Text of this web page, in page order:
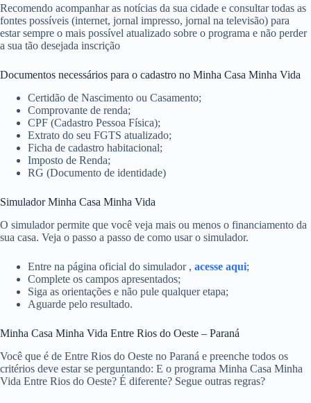
Recomendo acompanhar as notícias da sua cidade e consultar todas as
fontes possíveis (internet, jornal impresso, jornal na televisão) para
estar sempre o mais possível atualizado sobre o programa e não perder
a sua tão desejada inscrição
Documentos necessários para o cadastro no Minha Casa Minha Vida
Certidão de Nascimento ou Casamento;
Comprovante de renda;
CPF (Cadastro Pessoa Física);
Extrato do seu FGTS atualizado;
Ficha de cadastro habitacional;
Imposto de Renda;
RG (Documento de identidade)
Simulador Minha Casa Minha Vida
O simulador permite que você veja mais ou menos o financiamento da
sua casa. Veja o passo a passo de como usar o simulador.
Entre na página oficial do simulador , acesse aqui;
Complete os campos apresentados;
Siga as orientações e não pule qualquer etapa;
Aguarde pelo resultado.
Minha Casa Minha Vida Entre Rios do Oeste – Paraná
Você que é de Entre Rios do Oeste no Paraná e preenche todos os
critérios deve estar se perguntando: E o programa Minha Casa Minha
Vida Entre Rios do Oeste? É diferente? Segue outras regras?